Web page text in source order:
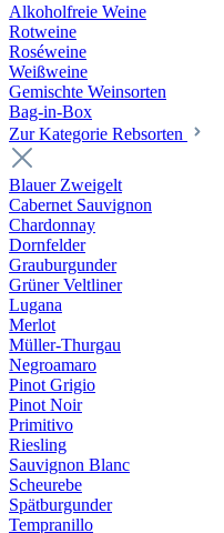
Alkoholfreie Weine
Rotweine
Roséweine
Weißweine
Gemischte Weinsorten
Bag-in-Box
Zur Kategorie Rebsorten
Blauer Zweigelt
Cabernet Sauvignon
Chardonnay
Dornfelder
Grauburgunder
Grüner Veltliner
Lugana
Merlot
Müller-Thurgau
Negroamaro
Pinot Grigio
Pinot Noir
Primitivo
Riesling
Sauvignon Blanc
Scheurebe
Spätburgunder
Tempranillo